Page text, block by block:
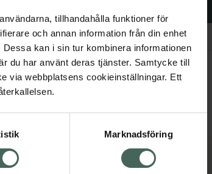
tillhandahålla funktioner för
och annan information från din enhet
kan i sin tur kombinera informationen
du har använt deras tjänster. Samtycke till
via webbplatsens cookieinställningar. Ett
Marknadsföring
Köp via ditt recept
Om recept och läkemedel